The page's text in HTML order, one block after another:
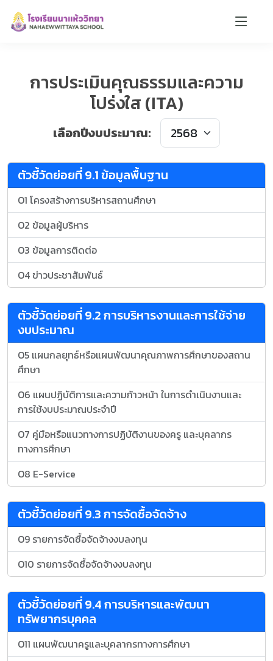
การประเมินคุณธรรมและความ
โปร่งใส (ITA)
เลือกปีงบประมาณ:
ตัวชี้วัดย่อยที่ 9.1 ข้อมูลพื้นฐาน
O1 โครงสร้างการบริหารสถานศึกษา
O2 ข้อมูลผู้บริหาร
O3 ข้อมูลการติดต่อ
O4 ข่าวประชาสัมพันธ์
ตัวชี้วัดย่อยที่ 9.2 การบริหารงานและการใช้จ่าย
งบประมาณ
O5 แผนกลยุทธ์หรือแผนพัฒนาคุณภาพการศึกษาของสถาน
ศึกษา
O6 แผนปฏิบัติการและความก้าวหน้า ในการดำเนินงานและ
การใช้งบประมาณประจำปี
O7 คู่มือหรือแนวทางการปฏิบัติงานของครู และบุคลากร
ทางการศึกษา
O8 E-Service
ตัวชี้วัดย่อยที่ 9.3 การจัดซื้อจัดจ้าง
O9 รายการจัดซื้อจัดจ้างงบลงทุน
O10 รายการจัดซื้อจัดจ้างงบลงทุน
ตัวชี้วัดย่อยที่ 9.4 การบริหารและพัฒนา
ทรัพยากรบุคคล
O11 แผนพัฒนาครูและบุคลากรทางการศึกษา
น้องตาหวาน 🌸
ออนไลน์
🏫 📝 📚
สวัสดีค่ะ! ตาหวานยินดีต้อนรับ 🌸
ถามเกี่ยวกับโรงเรียนนาแห้ววิทยาได้เลยนะคะ